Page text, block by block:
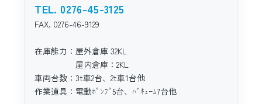
TEL. 0276-45-3125
FAX. 0276-46-9129
在庫能力：屋外倉庫 32KL
屋内倉庫：2KL
車両台数：3t車2台、2t車1台他
作業道具：電動ﾎﾟﾝﾌﾟ5台、ﾊﾞｷｭｰﾑ7台他